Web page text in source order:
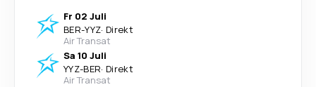
Fr 02 Juli
BER-YYZ· Direkt
Air Transat
Sa 10 Juli
YYZ-BER· Direkt
Air Transat